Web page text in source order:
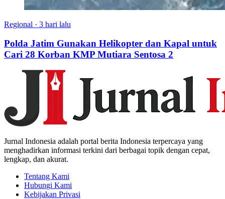
Regional · 3 hari lalu
Polda Jatim Gunakan Helikopter dan Kapal untuk
Cari 28 Korban KMP Mutiara Sentosa 2
Jurnal Indonesia adalah portal berita Indonesia terpercaya yang
menghadirkan informasi terkini dari berbagai topik dengan cepat,
lengkap, dan akurat.
Tentang Kami
Hubungi Kami
Kebijakan Privasi